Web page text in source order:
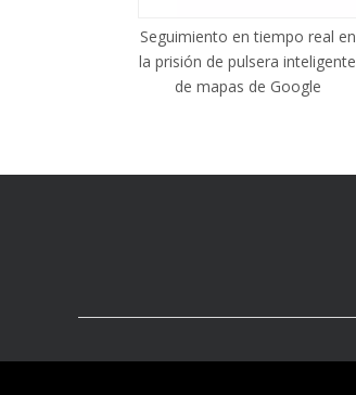
Seguimiento en tiempo real en
la prisión de pulsera inteligente
de mapas de Google